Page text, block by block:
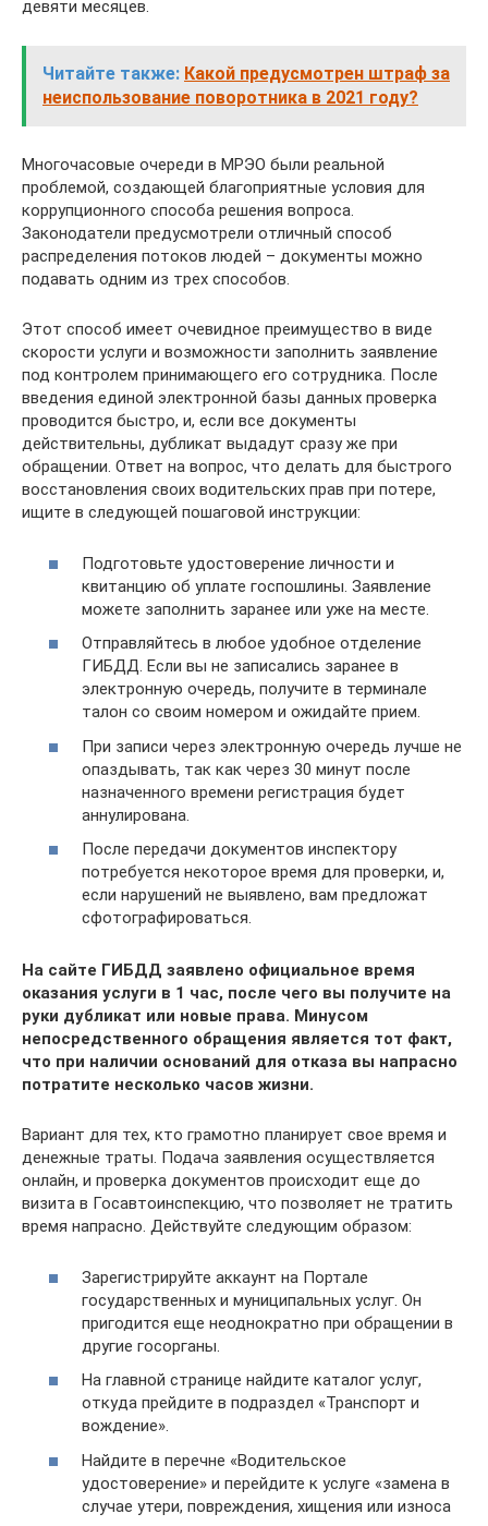
девяти месяцев.
Читайте также: Какой предусмотрен штраф за
неиспользование поворотника в 2021 году?
Многочасовые очереди в МРЭО были реальной
проблемой, создающей благоприятные условия для
коррупционного способа решения вопроса.
Законодатели предусмотрели отличный способ
распределения потоков людей – документы можно
подавать одним из трех способов.
Этот способ имеет очевидное преимущество в виде
скорости услуги и возможности заполнить заявление
под контролем принимающего его сотрудника. После
введения единой электронной базы данных проверка
проводится быстро, и, если все документы
действительны, дубликат выдадут сразу же при
обращении. Ответ на вопрос, что делать для быстрого
восстановления своих водительских прав при потере,
ищите в следующей пошаговой инструкции:
Подготовьте удостоверение личности и
квитанцию об уплате госпошлины. Заявление
можете заполнить заранее или уже на месте.
Отправляйтесь в любое удобное отделение
ГИБДД. Если вы не записались заранее в
электронную очередь, получите в терминале
талон со своим номером и ожидайте прием.
При записи через электронную очередь лучше не
опаздывать, так как через 30 минут после
назначенного времени регистрация будет
аннулирована.
После передачи документов инспектору
потребуется некоторое время для проверки, и,
если нарушений не выявлено, вам предложат
сфотографироваться.
На сайте ГИБДД заявлено официальное время
оказания услуги в 1 час, после чего вы получите на
руки дубликат или новые права. Минусом
непосредственного обращения является тот факт,
что при наличии оснований для отказа вы напрасно
потратите несколько часов жизни.
Вариант для тех, кто грамотно планирует свое время и
денежные траты. Подача заявления осуществляется
онлайн, и проверка документов происходит еще до
визита в Госавтоинспекцию, что позволяет не тратить
время напрасно. Действуйте следующим образом:
Зарегистрируйте аккаунт на Портале
государственных и муниципальных услуг. Он
пригодится еще неоднократно при обращении в
другие госорганы.
На главной странице найдите каталог услуг,
откуда прейдите в подраздел «Транспорт и
вождение».
Найдите в перечне «Водительское
удостоверение» и перейдите к услуге «замена в
случае утери, повреждения, хищения или износа